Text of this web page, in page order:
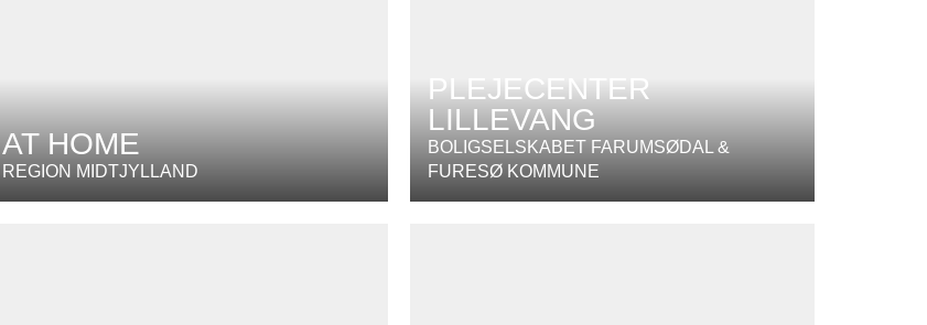
AT HOME
REGION MIDTJYLLAND
PLEJECENTER
LILLEVANG
BOLIGSELSKABET FARUMSØDAL &
FURESØ KOMMUNE